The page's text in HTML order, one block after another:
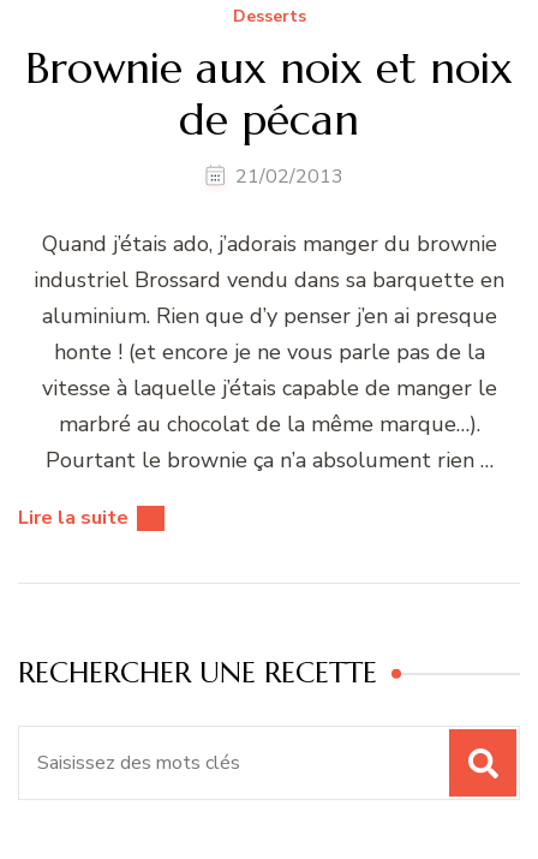
Desserts
Brownie aux noix et noix
de pécan
21/02/2013
Quand j’étais ado, j’adorais manger du brownie
industriel Brossard vendu dans sa barquette en
aluminium. Rien que d’y penser j’en ai presque
honte ! (et encore je ne vous parle pas de la
vitesse à laquelle j’étais capable de manger le
marbré au chocolat de la même marque…).
Pourtant le brownie ça n’a absolument rien …
Lire la suite
RECHERCHER UNE RECETTE